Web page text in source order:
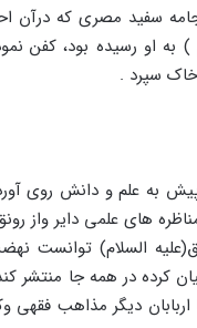
سفید مصری که درآن
به او رسیده بود، کفن
خاک سپرد .
به علم و دانش روی
های علمی دایر واز
السلام) توانست
کرده در همه جا منتشر
اربابان دیگر مذاهب